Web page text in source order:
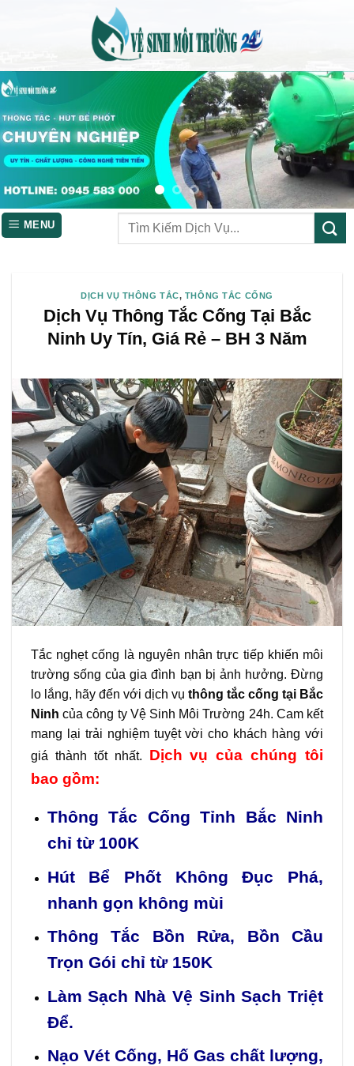
MENU
DỊCH VỤ THÔNG TẮC, THÔNG TẮC CỐNG
Dịch Vụ Thông Tắc Cống Tại Bắc
Ninh Uy Tín, Giá Rẻ – BH 3 Năm
Tắc nghẹt cống là nguyên nhân trực tiếp khiến môi
trường sống của gia đình bạn bị ảnh hưởng. Đừng
lo lắng, hãy đến với dịch vụ thông tắc cống tại Bắc
Ninh của công ty Vệ Sinh Môi Trường 24h. Cam kết
mang lại trải nghiệm tuyệt vời cho khách hàng với
giá thành tốt nhất. Dịch vụ của chúng tôi
bao gồm:
Thông Tắc Cống Tỉnh Bắc Ninh
chỉ từ 100K
Hút Bể Phốt Không Đục Phá,
nhanh gọn không mùi
Thông Tắc Bồn Rửa, Bồn Cầu
Trọn Gói chỉ từ 150K
Làm Sạch Nhà Vệ Sinh Sạch Triệt
Để.
Nạo Vét Cống, Hố Gas chất lượng,